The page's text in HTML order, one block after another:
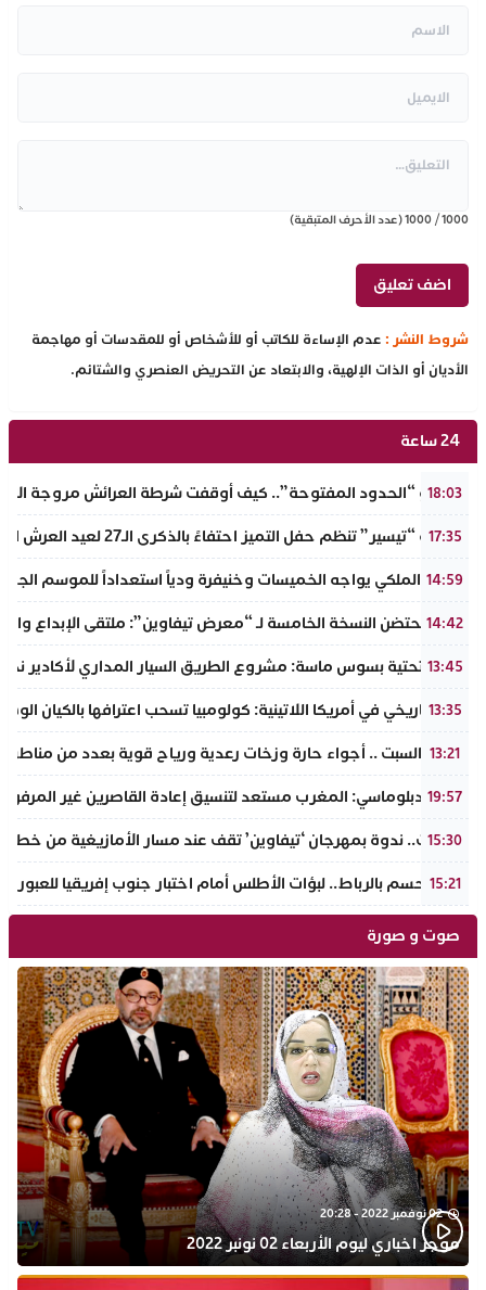
1000
/
1000(عدد الأحرف المتبقية)
شروط النشر : عدم الإساءة للكاتب أو للأشخاص أو للمقدسات أو مهاجمة
الأديان أو الذات الإلهية، والابتعاد عن التحريض العنصري والشتائم.
24 ساعة
18:03
​سيناريو “الحدود المفتوحة”.. كيف أوقفت شرطة العرائش مروجة
17:35
جمعية “تيسير” تنظم حفل التميز احتفاءً بالذكرى الـ27 لعيد العرش المجيد وتطلق مبادرة نبيلة لمحاربة الهدر المدرسي
14:59
الجيش الملكي يواجه الخميسات وخنيفرة ودياً استعداداً للموسم
14:42
إنزكان تحتضن النسخة الخامسة لـ “معرض تيفاوين”: ملتقى الإبداع
13:45
البنية التحتية بسوس ماسة: مشروع الطريق السيار المداري لأكادير
13:35
تحول تاريخي في أمريكا اللاتينية: كولومبيا تسحب اعترافها بالكيان
13:21
طقس السبت .. أجواء حارة وزخات رعدية ورياح قوية بعدد من مناطق
19:57
مصدر دبلوماسي: المغرب مستعد لتنسيق إعادة القاصرين غير
15:30
تافراوت.. ندوة بمهرجان ‘تيفاوين’ تقف عند مسار الأمازيغية من
15:21
سبت الحسم بالرباط.. لبؤات الأطلس أمام اختبار جنوب إفريقيا للعبور
صوت و صورة
02 نوفمبر 2022 - 20:28
موجز اخباري ليوم الأربعاء 02 نونبر 2022